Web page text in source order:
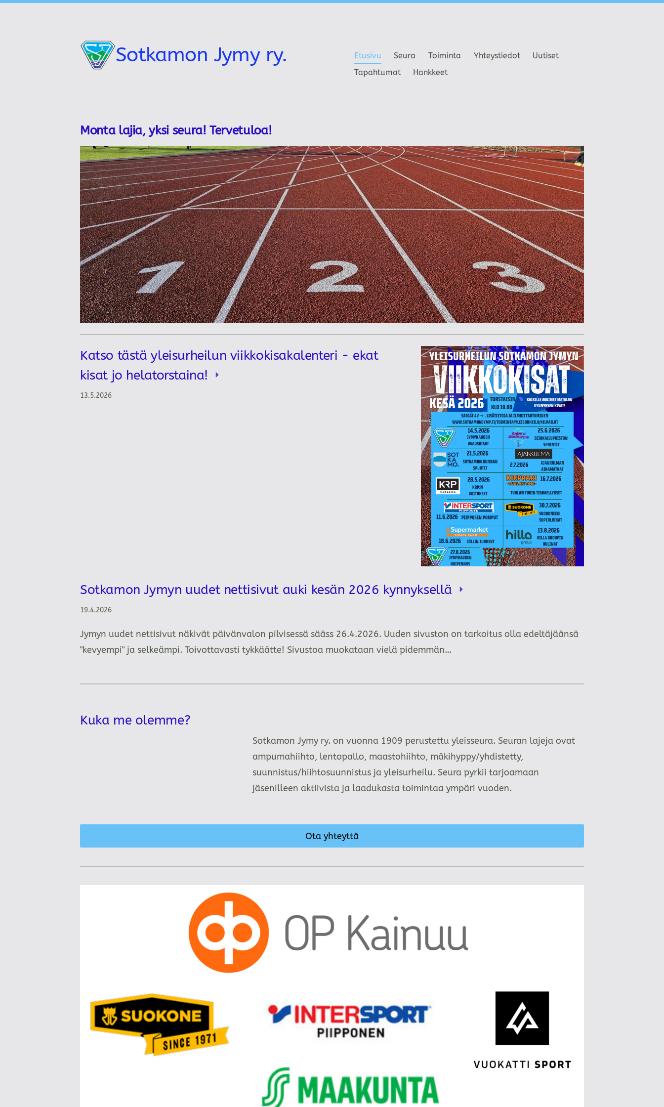
Sotkamon Jymy ry. Etusivu Seura Toiminta Yhteystiedot
Uutiset
Tapahtumat
Hankkeet
Monta lajia, yksi seura! Tervetuloa!
Katso tästä yleisurheilun viikkokisakalenteri - ekat
kisat jo helatorstaina!
13.5.2026
Sotkamon Jymyn uudet nettisivut auki kesän 2026 kynnyksellä
19.4.2026
Jymyn uudet nettisivut näkivät päivänvalon pilvisessä sääss 26.4.2026. Uuden sivuston on tarkoitus olla edeltäjäänsä
"kevyempi" ja selkeämpi. Toivottavasti tykkäätte! Sivustoa muokataan vielä pidemmän…
Kuka me olemme?
Sotkamon Jymy ry. on vuonna 1909 perustettu yleisseura. Seuran lajeja ovat
ampumahiihto, lentopallo, maastohiihto, mäkihyppy/yhdistetty,
suunnistus/hiihtosuunnistus ja yleisurheilu. Seura pyrkii tarjoamaan
jäsenilleen aktiivista ja laadukasta toimintaa ympäri vuoden.
Ota yhteyttä